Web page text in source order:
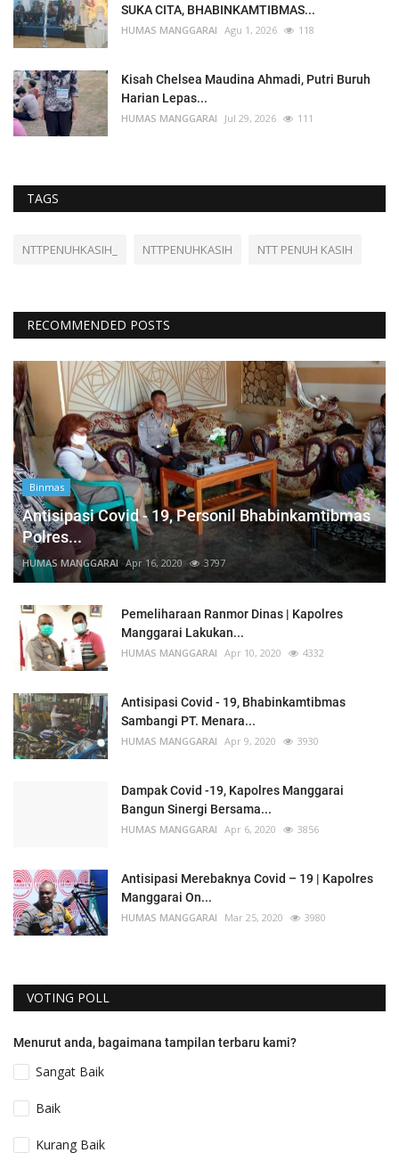
SUKA CITA, BHABINKAMTIBMAS...
HUMAS MANGGARAI Agu 1, 2026 118
Kisah Chelsea Maudina Ahmadi, Putri Buruh
Harian Lepas...
HUMAS MANGGARAI Jul 29, 2026 111
TAGS
NTTPENUHKASIH_ NTTPENUHKASIH NTT PENUH KASIH
RECOMMENDED POSTS
Binmas
Antisipasi Covid - 19, Personil Bhabinkamtibmas
Polres...
HUMAS MANGGARAI Apr 16, 2020 3797
Pemeliharaan Ranmor Dinas | Kapolres
Manggarai Lakukan...
HUMAS MANGGARAI Apr 10, 2020 4332
Antisipasi Covid - 19, Bhabinkamtibmas
Sambangi PT. Menara...
HUMAS MANGGARAI Apr 9, 2020 3930
Dampak Covid -19, Kapolres Manggarai
Bangun Sinergi Bersama...
HUMAS MANGGARAI Apr 6, 2020 3856
Antisipasi Merebaknya Covid – 19 | Kapolres
Manggarai On...
HUMAS MANGGARAI Mar 25, 2020 3980
VOTING POLL
Menurut anda, bagaimana tampilan terbaru kami?
Sangat Baik
Baik
Kurang Baik